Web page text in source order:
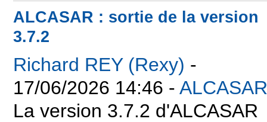
ALCASAR : sortie de la version
3.7.2
Richard REY (Rexy) -
17/06/2026 14:46 - ALCASAR
La version 3.7.2 d'ALCASAR